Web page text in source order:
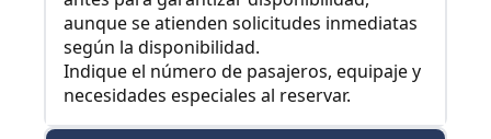
aunque se atienden solicitudes inmediatas
según la disponibilidad.
Indique el número de pasajeros, equipaje y
necesidades especiales al reservar.